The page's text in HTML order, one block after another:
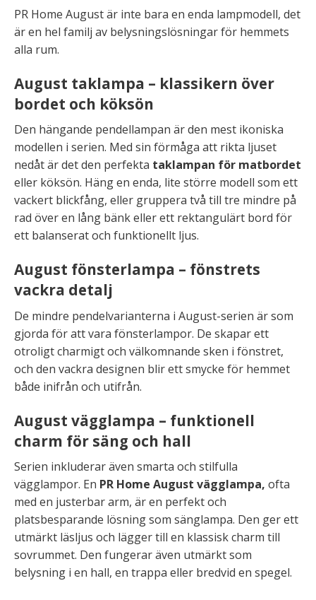
PR Home August är inte bara en enda lampmodell, det
är en hel familj av belysningslösningar för hemmets
alla rum.
August taklampa – klassikern över
bordet och köksön
Den hängande pendellampan är den mest ikoniska
modellen i serien. Med sin förmåga att rikta ljuset
nedåt är det den perfekta taklampan för matbordet
eller köksön. Häng en enda, lite större modell som ett
vackert blickfång, eller gruppera två till tre mindre på
rad över en lång bänk eller ett rektangulärt bord för
ett balanserat och funktionellt ljus.
August fönsterlampa – fönstrets
vackra detalj
De mindre pendelvarianterna i August-serien är som
gjorda för att vara fönsterlampor. De skapar ett
otroligt charmigt och välkomnande sken i fönstret,
och den vackra designen blir ett smycke för hemmet
både inifrån och utifrån.
August vägglampa – funktionell
charm för säng och hall
Serien inkluderar även smarta och stilfulla
vägglampor. En PR Home August vägglampa, ofta
med en justerbar arm, är en perfekt och
platsbesparande lösning som sänglampa. Den ger ett
utmärkt läsljus och lägger till en klassisk charm till
sovrummet. Den fungerar även utmärkt som
belysning i en hall, en trappa eller bredvid en spegel.